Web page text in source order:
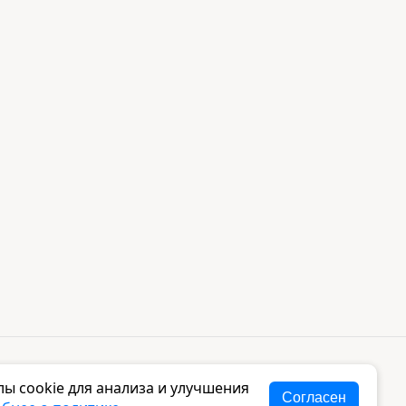
cookie для анализа и улучшения
Согласен